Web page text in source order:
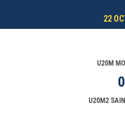
22
U20M
U20M2